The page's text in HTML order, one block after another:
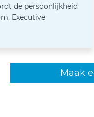
de persoonlijkheid
Executive
Maak